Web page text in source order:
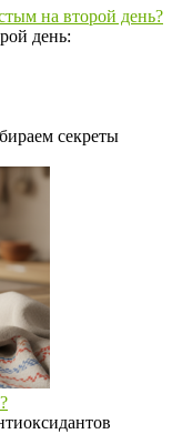
на второй день?
день:
секреты